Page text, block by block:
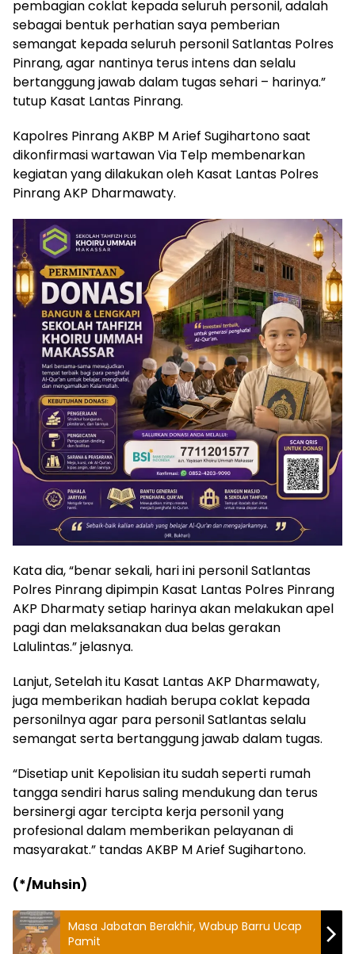
pembagian coklat kepada seluruh personil, adalah
sebagai bentuk perhatian saya pemberian
semangat kepada seluruh personil Satlantas Polres
Pinrang, agar nantinya terus intens dan selalu
bertanggung jawab dalam tugas sehari – harinya.”
tutup Kasat Lantas Pinrang.
Kapolres Pinrang AKBP M Arief Sugihartono saat
dikonfirmasi wartawan Via Telp membenarkan
kegiatan yang dilakukan oleh Kasat Lantas Polres
Pinrang AKP Dharmawaty.
Kata dia, “benar sekali, hari ini personil Satlantas
Polres Pinrang dipimpin Kasat Lantas Polres Pinrang
AKP Dharmaty setiap harinya akan melakukan apel
pagi dan melaksanakan dua belas gerakan
Lalulintas.” jelasnya.
Lanjut, Setelah itu Kasat Lantas AKP Dharmawaty,
juga memberikan hadiah berupa coklat kepada
personilnya agar para personil Satlantas selalu
semangat serta bertanggung jawab dalam tugas.
“Disetiap unit Kepolisian itu sudah seperti rumah
tangga sendiri harus saling mendukung dan terus
bersinergi agar tercipta kerja personil yang
profesional dalam memberikan pelayanan di
masyarakat.” tandas AKBP M Arief Sugihartono.
(*/Muhsin)
Masa Jabatan Berakhir, Wabup Barru Ucap
Pamit